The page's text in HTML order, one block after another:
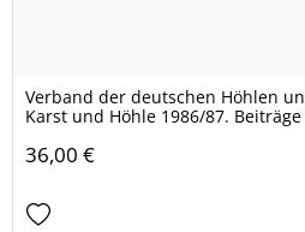
Verband der deutschen Höhlen
Karst und Höhle 1986/87.
36,00 €